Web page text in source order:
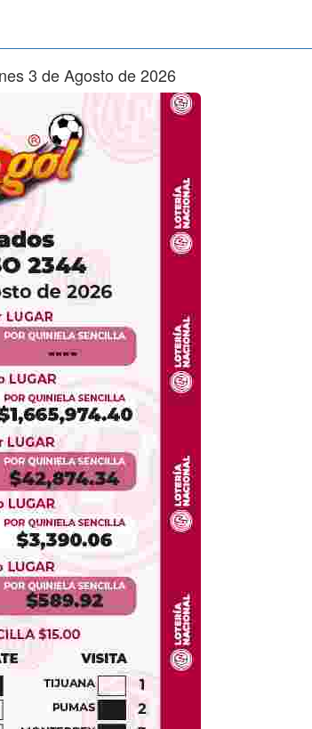
3 de Agosto de 2026